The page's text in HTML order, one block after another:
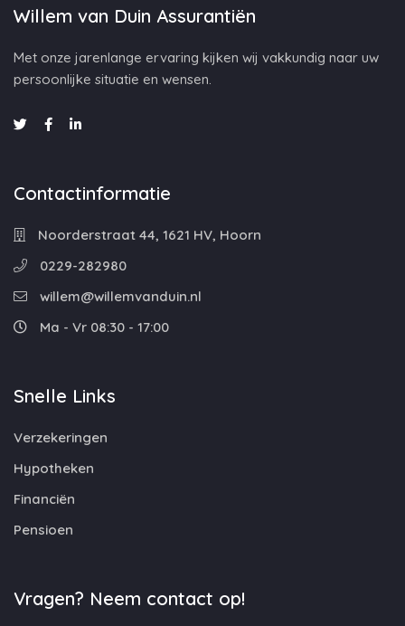
Willem van Duin Assurantiën
Met onze jarenlange ervaring kijken wij vakkundig naar uw
persoonlijke situatie en wensen.
Contactinformatie
Noorderstraat 44, 1621 HV, Hoorn
0229-282980
willem@willemvanduin.nl
Ma - Vr 08:30 - 17:00
Snelle Links
Verzekeringen
Hypotheken
Financiën
Pensioen
Vragen? Neem contact op!